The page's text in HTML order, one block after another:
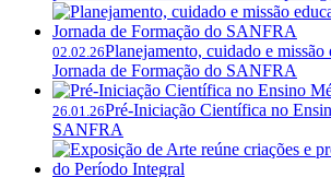
02.02.26Planejamento, cuidado e
Jornada de Formação do SANFRA
26.01.26Pré-Iniciação Científica no
SANFRA